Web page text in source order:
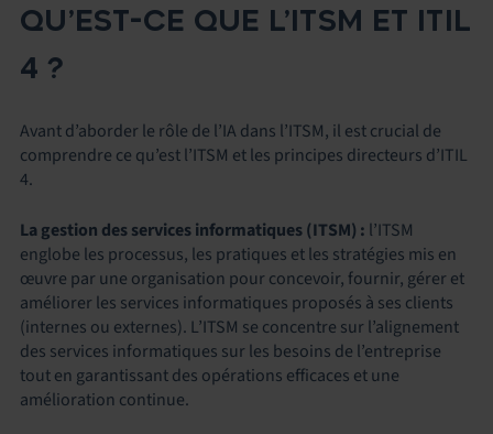
QU’EST-CE QUE L’ITSM ET ITIL
4 ?
Avant d’aborder le rôle de l’IA dans l’ITSM, il est crucial de
comprendre ce qu’est l’ITSM et les principes directeurs d’ITIL
4.
La gestion des services informatiques (ITSM) : l’ITSM
englobe les processus, les pratiques et les stratégies mis en
œuvre par une organisation pour concevoir, fournir, gérer et
améliorer les services informatiques proposés à ses clients
(internes ou externes). L’ITSM se concentre sur l’alignement
des services informatiques sur les besoins de l’entreprise
tout en garantissant des opérations efficaces et une
amélioration continue.